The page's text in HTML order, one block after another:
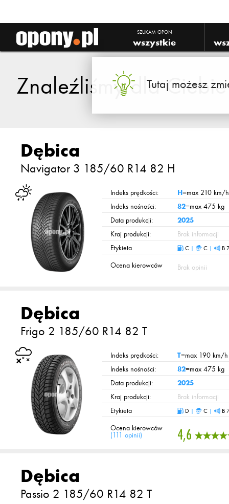
SZUKAM OPON
wszystkie
Tutaj możesz
Znaleźliśmy dla
Dębica
Navigator 3 185/60 R14 82 H
Indeks prędkości: H=max 210 km/h
Indeks nośności:
82=max 475 kg
Data produkcji:
2025
Kraj produkcji:
Brak informacji
Etykieta
C | C | B
Ocena kierowców Brak opinii
Dębica
Frigo 2 185/60 R14 82 T
Indeks prędkości: T=max 190 km/h
Indeks nośności:
82=max 475 kg
Data produkcji:
2025
Kraj produkcji:
Brak informacji
Etykieta
D | C | B
Ocena kierowców
(111 opinii) 4,6
Dębica
Passio 2 185/60 R14 82 T